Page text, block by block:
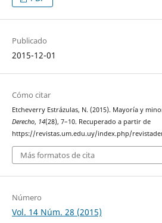
Publicado
2015-12-01
Cómo citar
Etcheverry Estrázulas, N. (2015). Mayoría y
Derecho, 14(28), 7–10. Recuperado a partir de
https://revistas.um.edu.uy/index.php/
Más formatos de cita
Número
Vol. 14 Núm. 28 (2015)